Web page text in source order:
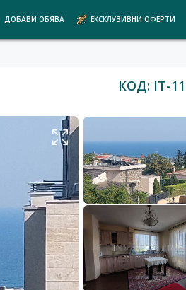
ДОБАВИ ОБЯВА ЕКСКЛУЗИВНИ ОФЕРТИ
КОД: IT-